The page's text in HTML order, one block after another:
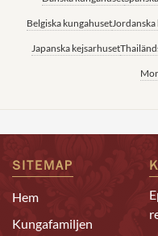
Belgiska kungahusetJordanska
Japanska kejsarhuset
SITEMAP
Hem
Kungafamiljen